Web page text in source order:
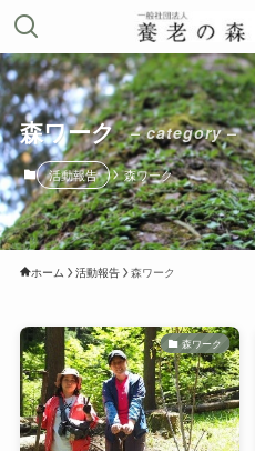
森ワーク – category –
活動報告 森ワーク
ホーム 活動報告 森ワーク
森ワーク